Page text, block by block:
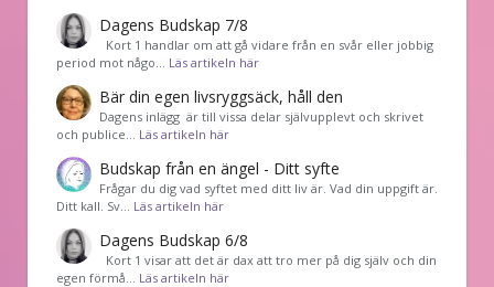
Dagens Budskap 7/8
Kort 1 handlar om att gå vidare från en svår eller jobbig
period mot någo… Läs artikeln här
Bär din egen livsryggsäck, håll den
Dagens inlägg är till vissa delar självupplevt och skrivet
och publice… Läs artikeln här
Budskap från en ängel - Ditt syfte
Frågar du dig vad syftet med ditt liv är. Vad din uppgift är.
Ditt kall. Sv… Läs artikeln här
Dagens Budskap 6/8
Kort 1 visar att det är dax att tro mer på dig själv och din
egen förmå… Läs artikeln här